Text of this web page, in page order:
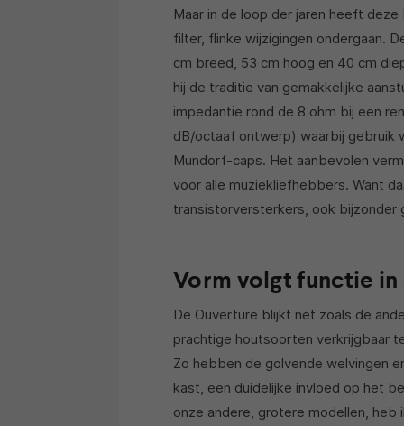
Maar in de loop der jaren heeft
filter, flinke wijzigingen ondergaan.
cm breed, 53 cm hoog en 40 cm
hij de traditie van gemakkelijke
impedantie rond de 8 ohm bij een
dB/octaaf ontwerp) waarbij gebruik
Mundorf-caps. Het aanbevolen
voor alle muziekliefhebbers. Want
transistorversterkers, ook
Vorm volgt functie
De Ouverture blijkt net zoals de
prachtige houtsoorten verkrijgbaar
Zo hebben de golvende welvingen
kast, een duidelijke invloed op het
onze andere, grotere modellen,